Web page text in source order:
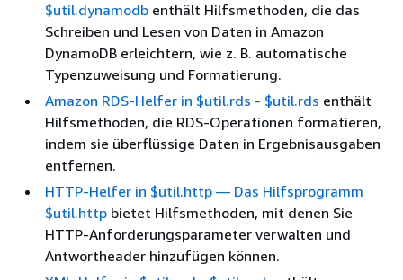
$util.dynamodb enthält Hilfsmethoden, die das
Schreiben und Lesen von Daten in Amazon
DynamoDB erleichtern, wie z. B. automatische
Typenzuweisung und Formatierung.
Amazon RDS-Helfer in $util.rds - $util.rds enthält
Hilfsmethoden, die RDS-Operationen formatieren,
indem sie überflüssige Daten in Ergebnisausgaben
entfernen.
HTTP-Helfer in $util.http — Das Hilfsprogramm
$util.http bietet Hilfsmethoden, mit denen Sie
HTTP-Anforderungsparameter verwalten und
Antwortheader hinzufügen können.